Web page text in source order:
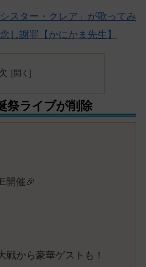
スター・クレア」が歌ってみ
し謝罪【かにかま先生】
祭ライブが削除
開催🎉
戦から豪華ゲストも！